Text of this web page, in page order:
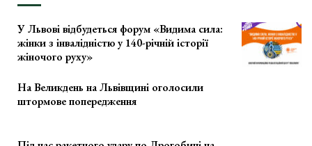
У Львові відбудеться форум «Видима сила:
жінки з інвалідністю у 140-річній історії
жіночого руху»
На Великдень на Львівщині оголосили
штормове попередження